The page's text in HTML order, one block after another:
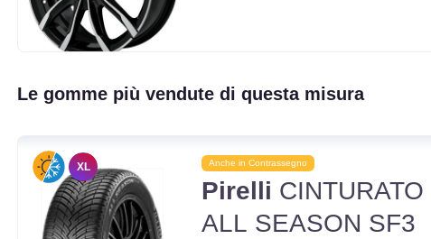
Le gomme più vendute di questa misura
XL Anche in Contrassegno
Pirelli CINTURATO
ALL SEASON SF3